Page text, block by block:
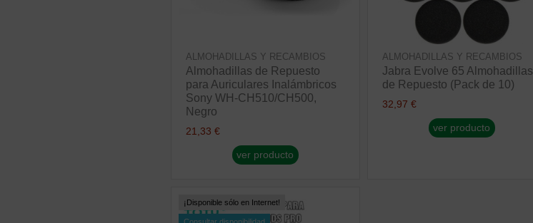
ALMOHADILLAS Y RECAMBIOS
Almohadillas de Repuesto
para Auriculares Inalámbricos
Sony WH-CH510/CH500,
Negro
21,33 €
ver producto
ALMOHADILLAS Y RECAMBIOS
Jabra Evolve 65 Almohadillas
de Repuesto (Pack de 10)
32,97 €
ver producto
¡Disponible sólo en Internet!